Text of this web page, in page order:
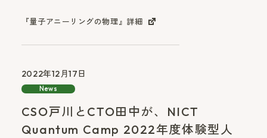
『量子アニーリングの物理』詳細
2022年12月17日
News
CSO戸川とCTO田中が、NICT
Quantum Camp 2022年度体験型人